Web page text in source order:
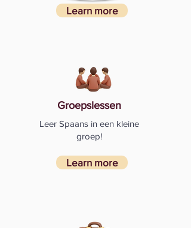
Learn more
Groepslessen
Leer Spaans in een kleine
groep!
Learn more